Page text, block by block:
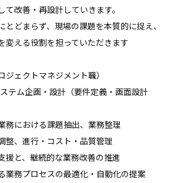
改善・再設計していきます。
とどまらず、現場の課題を本質的に捉え、
変える役割を担っていただきます
ェクトマネジメント職）
テム企画・設計（要件定義・画面設計
務における課題抽出、業務整理
整、進行・コスト・品質管理
援と、継続的な業務改善の推進
業務プロセスの最適化・自動化の提案